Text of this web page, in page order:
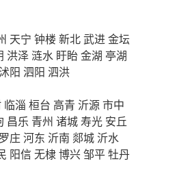
天宁 钟楼 新北武进金坛
洪泽 涟水 盱眙金湖 亭湖
沭阳 泗阳 泗洪
临淄 桓台 高青 沂源市中
昌乐 青州 诸城寿光 安丘
罗庄河东 沂南 郯城 沂水
阳信无棣博兴邹平牡丹